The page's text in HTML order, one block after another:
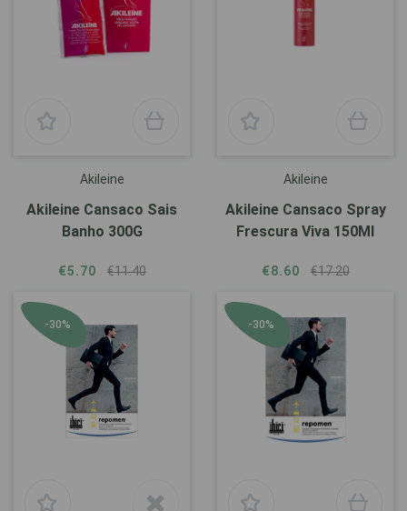
Akileine
Akileine Cansaco Sais
Banho 300G
€5.70 €11.40
Akileine
Akileine Cansaco Spray
Frescura Viva 150Ml
€8.60 €17.20
-30% -30%